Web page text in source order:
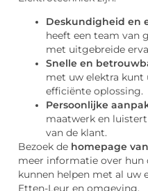
Deskundigheid en
heeft een team van
met uitgebreide
Snelle en
met uw elektra kunt
efficiënte oplossing.
Persoonlijke
maatwerk en
van de klant.
Bezoek de homepage
meer informatie over hun
kunnen helpen met al uw
Etten-Leur en omgeving.